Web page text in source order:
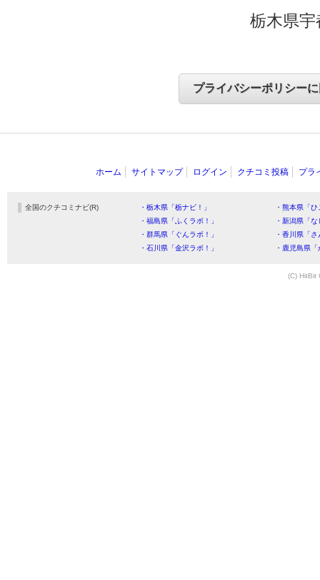
栃木県
ホーム サイトマップ ログイン クチコミ投稿 プラ
全国のクチコミナビ(R) ・栃木県「栃ナビ！」
・熊本県「
・福島県「ふくラボ！」
・新潟県「
・群馬県「ぐんラボ！」
・香川県「
・石川県「金沢ラボ！」
・鹿児島県
(C) HitBit